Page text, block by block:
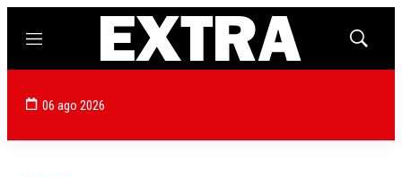
Menú
Mostrar
06 ago 2026